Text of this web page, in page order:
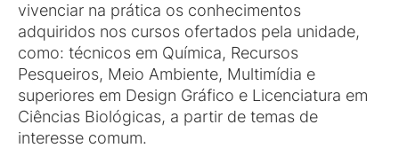
vivenciar na prática os conhecimentos
adquiridos nos cursos ofertados pela unidade,
como: técnicos em Química, Recursos
Pesqueiros, Meio Ambiente, Multimídia e
superiores em Design Gráfico e Licenciatura em
Ciências Biológicas, a partir de temas de
interesse comum.